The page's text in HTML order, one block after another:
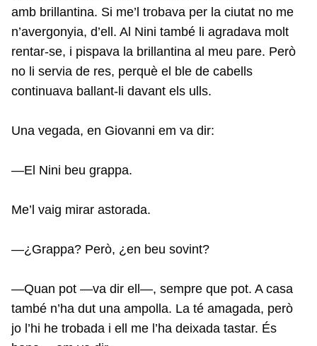
amb brillantina. Si me’l trobava per la ciutat no me
n’avergonyia, d’ell. Al Nini també li agradava molt
rentar-se, i pispava la brillantina al meu pare. Però
no li servia de res, perquè el ble de cabells
continuava ballant-li davant els ulls.
Una vegada, en Giovanni em va dir:
—El Nini beu grappa.
Me’l vaig mirar astorada.
—¿Grappa? Però, ¿en beu sovint?
—Quan pot —va dir ell—, sempre que pot. A casa
també n’ha dut una ampolla. La té amagada, però
jo l’hi he trobada i ell me l’ha deixada tastar. És